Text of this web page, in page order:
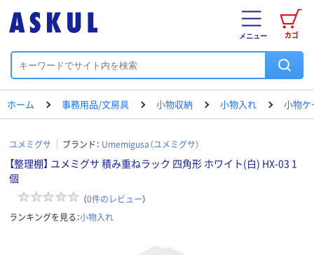
カゴ
メニュー
ホーム 事務用品/文房具 小物収納 小物入れ 小物ケ
ユメミグサ ブランド： Umemigusa（ユメミグサ）
【整理棚】 ユメミグサ 積み重ねラック 四角形 ホワイト(白) HX-03 1
個
（0件のレビュー）
ランキングを見る：小物入れ